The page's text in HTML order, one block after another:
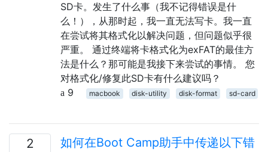
SD卡。发生了什么事（我不记得错误是什
么！），从那时起，我一直无法写卡。我一直
在尝试将其格式化以解决问题，但问题似乎很
严重。 通过终端将卡格式化为exFAT的最佳方
法是什么？那可能是我接下来尝试的事情。 您
对格式化/修复此SD卡有什么建议吗？
9
macbook disk-utility disk-format sd-card
2
如何在Boot Camp助手中传递以下错